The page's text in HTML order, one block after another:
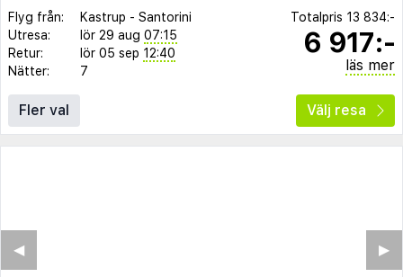
Flyg från: Kastrup - Santorini
Utresa:
lör 29 aug 07:15
Retur:
lör 05 sep 12:40
Nätter:
7
Totalpris 13 834:-
6 917:-
läs mer
Fler val Välj resa
▶︎
◀︎